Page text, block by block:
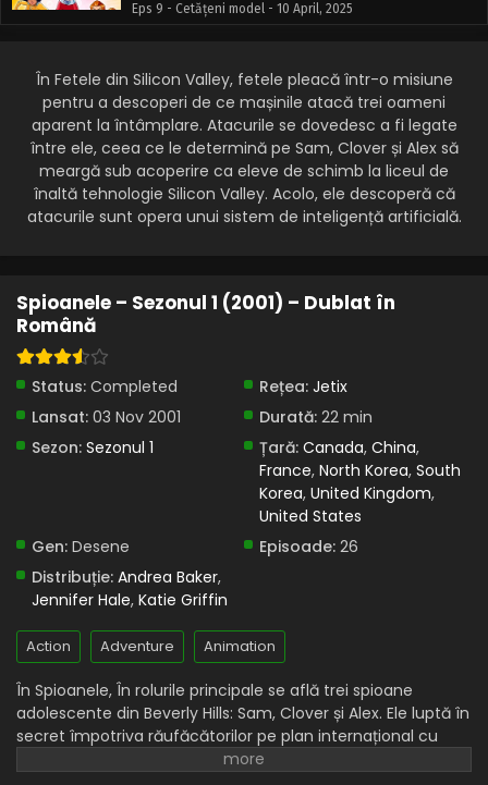
Eps 9 - Cetățeni model - 10 April, 2025
Eps 8 - Răpirile - 10 April, 2025
Spioanele – Sezonul 1 Episodul 7 – Evadatele
Eps 7 - Evadatele - 10 April, 2025
Spioanele – Sezonul 1 Episodul 6 – Spălătorul
Eps 5 - Joaca de-a copiii - 10 April, 2025
Spioanele – Sezonul 1 Episodul 4 – Rămași
împreună în Evul Mediu
Eps 4 - Rămași împreună în Evul Mediu - 10 April, 2025
Spioanele – Sezonul 1 Episodul 3 – Scapă cine
Eps 3 - Scapă cine poate - 10 April, 2025
Eps 2 - Noul Jerry - 10 April, 2025
Spioanele – Sezonul 1 Episodul 1 – Am ceva
pentru artiști
Eps 1 - Am ceva pentru artiști - 10 April, 2025
În Fetele din Silicon Valley, fetele pleacă într-o misiune
pentru a descoperi de ce mașinile atacă trei oameni
aparent la întâmplare. Atacurile se dovedesc a fi legate
între ele, ceea ce le determină pe Sam, Clover și Alex să
meargă sub acoperire ca eleve de schimb la liceul de
înaltă tehnologie Silicon Valley. Acolo, ele descoperă că
atacurile sunt opera unui sistem de inteligență artificială.
Spioanele – Sezonul 1 (2001) – Dublat în
Română
Status: Completed Rețea: Jetix
Lansat: 03 Nov 2001 Durată: 22 min
Sezon: Sezonul 1 Țară: Canada, China,
France, North Korea, South
Korea, United Kingdom,
United States
Gen: Desene Episoade: 26
Distribuție: Andrea Baker,
Jennifer Hale, Katie Griffin
Action Adventure Animation
În Spioanele, În rolurile principale se află trei spioane
adolescente din Beverly Hills: Sam, Clover și Alex. Ele luptă în
secret împotriva răufăcătorilor pe plan internațional cu
ajutorul dispozitivelor suplimentate de șeful lor, Jerry, care